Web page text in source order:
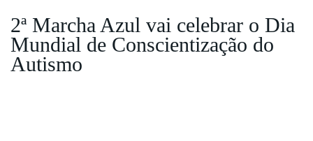
2ª Marcha Azul vai celebrar o Dia
Mundial de Conscientização do
Autismo